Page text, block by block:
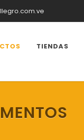
TIENDAS